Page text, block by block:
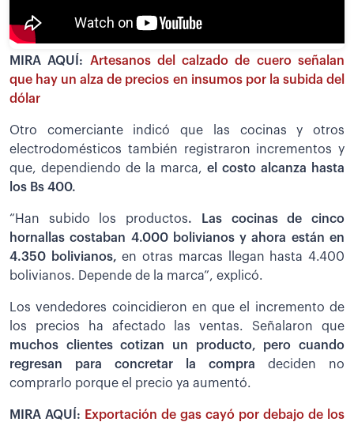
MIRA AQUÍ: Artesanos del calzado de cuero señalan
que hay un alza de precios en insumos por la subida del
dólar
Otro comerciante indicó que las cocinas y otros
electrodomésticos también registraron incrementos y
que, dependiendo de la marca, el costo alcanza hasta
los Bs 400.
“Han subido los productos. Las cocinas de cinco
hornallas costaban 4.000 bolivianos y ahora están en
4.350 bolivianos, en otras marcas llegan hasta 4.400
bolivianos. Depende de la marca”, explicó.
Los vendedores coincidieron en que el incremento de
los precios ha afectado las ventas. Señalaron que
muchos clientes cotizan un producto, pero cuando
regresan para concretar la compra deciden no
comprarlo porque el precio ya aumentó.
MIRA AQUÍ: Exportación de gas cayó por debajo de los